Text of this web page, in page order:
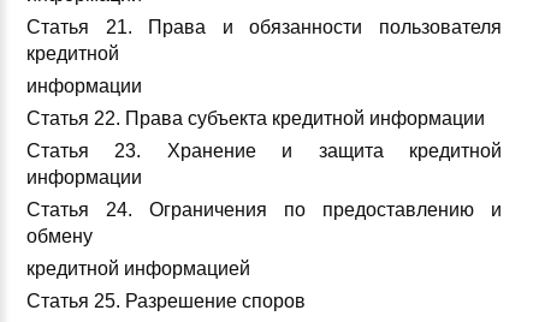
Статья 21. Права и обязанности пользователя
кредитной
информации
Статья 22. Права субъекта кредитной информации
Статья 23. Хранение и защита кредитной
информации
Статья 24. Ограничения по предоставлению и
обмену
кредитной информацией
Статья 25. Разрешение споров